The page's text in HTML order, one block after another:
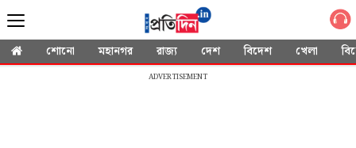
শোনো মহানগর রাজ্য দেশ বিদেশ খেলা
ADVERTISEMENT